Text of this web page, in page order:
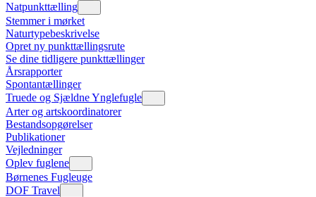
Natpunkttælling
Stemmer i mørket
Naturtypebeskrivelse
Opret ny punkttællingsrute
Se dine tidligere punkttællinger
Årsrapporter
Spontantællinger
Truede og Sjældne Ynglefugle
Arter og artskoordinatorer
Bestandsopgørelser
Publikationer
Vejledninger
Oplev fuglene
Børnenes Fugleuge
DOF Travel